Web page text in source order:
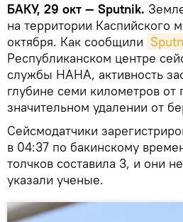
БАКУ, 29 окт — Sputnik.
на территории Каспийского
октября. Как сообщили
Республиканском центре
службы НАНА, активность
глубине семи километров от
значительном удалении от
Сейсмодатчики
в 04:37 по бакинскому
толчков составила 3, и они
указали ученые.